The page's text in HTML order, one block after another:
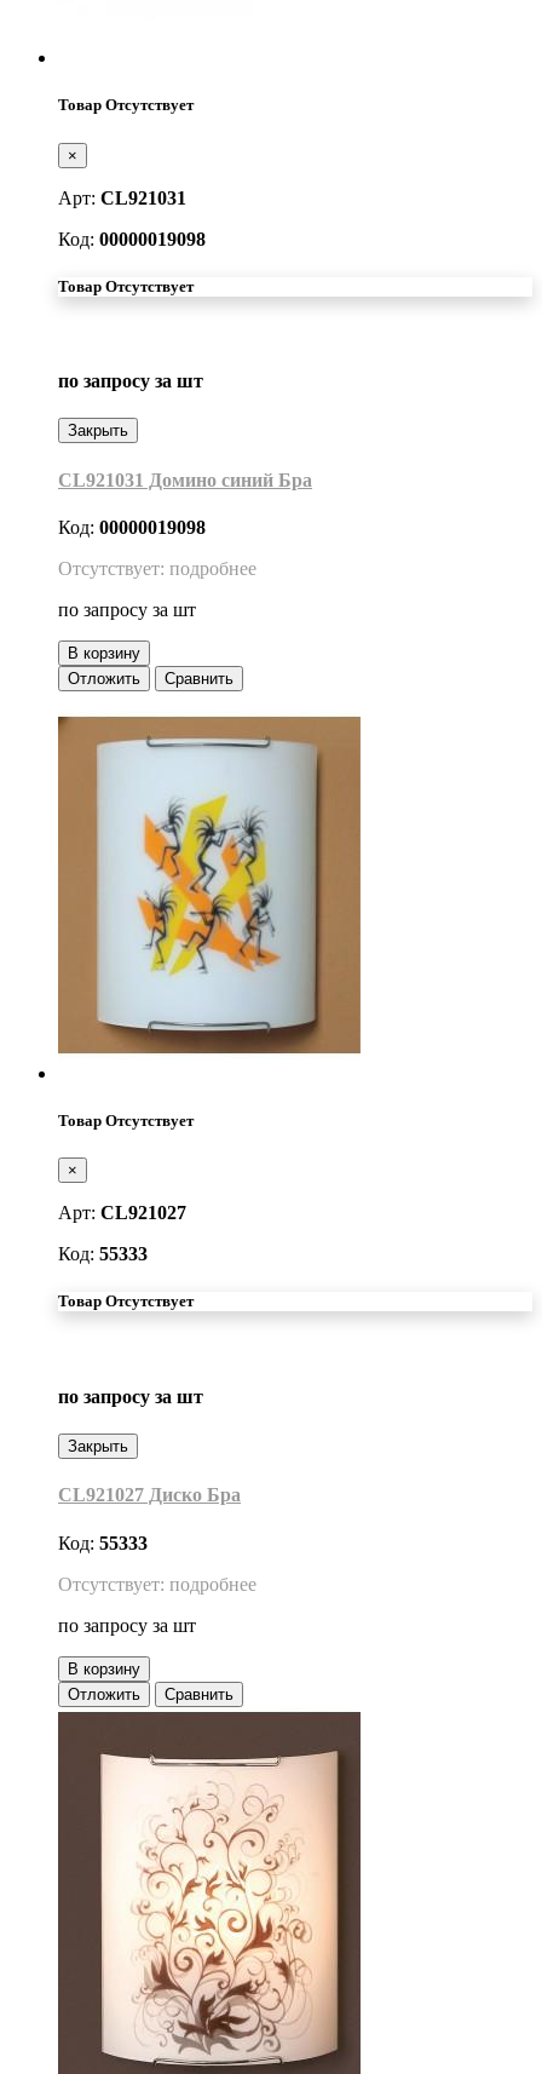
Товар Отсутствует
×
Арт: CL921031
Код: 00000019098
Товар Отсутствует
по запросу за шт
Закрыть
CL921031 Домино синий Бра
Код: 00000019098
Отсутствует: подробнее
по запросу за шт
В корзину
Отложить
Сравнить
Товар Отсутствует
×
Арт: CL921027
Код: 55333
Товар Отсутствует
по запросу за шт
Закрыть
CL921027 Диско Бра
Код: 55333
Отсутствует: подробнее
по запросу за шт
В корзину
Отложить
Сравнить